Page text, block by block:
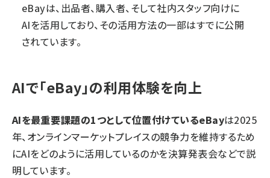
eBayは、出品者、購入者、そして社内スタッフ向けに
AIを活用しており、その活用方法の一部はすでに公開
されています。
AIで「eBay」の利用体験を向上
AIを最重要課題の1つとして位置付けているeBayは2025
年、オンラインマーケットプレイスの競争力を維持するため
にAIをどのように活用しているのかを決算発表会などで説
明しています。